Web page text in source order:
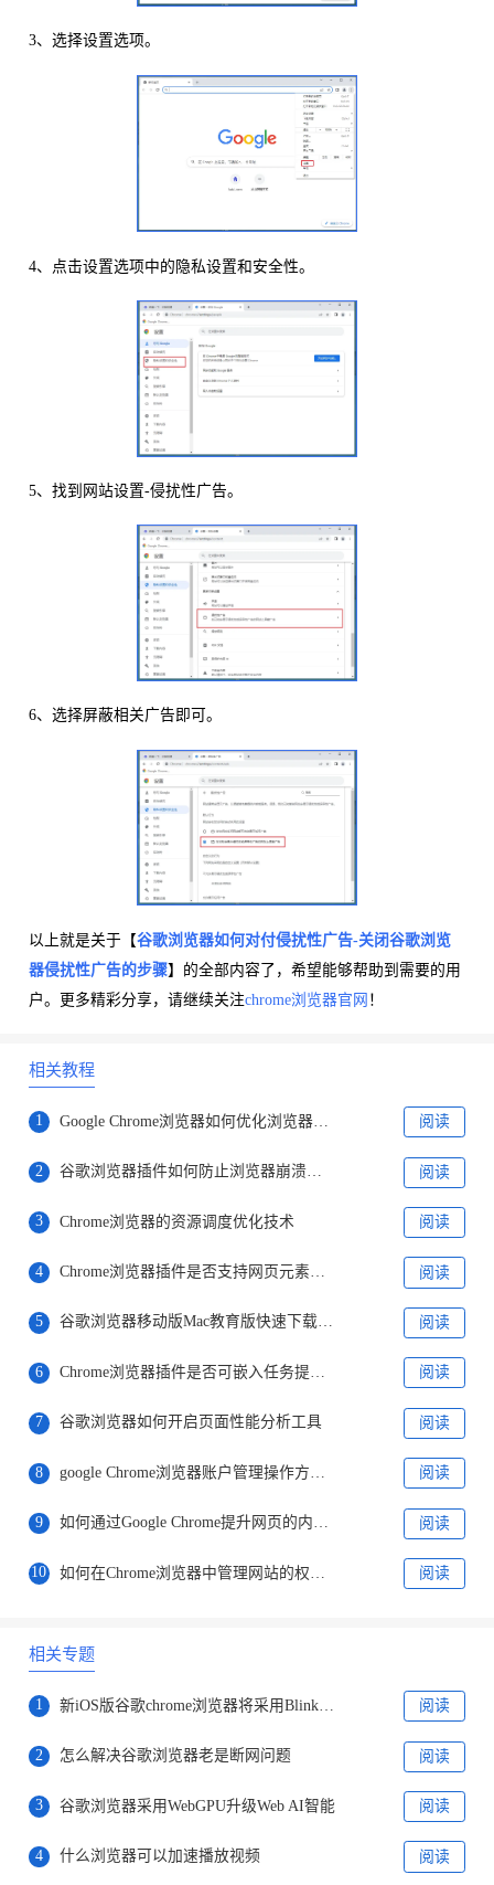
3、选择设置选项。
4、点击设置选项中的隐私设置和安全性。
5、找到网站设置-侵扰性广告。
6、选择屏蔽相关广告即可。
以上就是关于【谷歌浏览器如何对付侵扰性广告-关闭谷歌浏览
器侵扰性广告的步骤】的全部内容了，希望能够帮助到需要的用
户。更多精彩分享，请继续关注chrome浏览器官网 ！
相关教程
1 Google Chrome浏览器如何优化浏览器的隐私设置 阅读
2 谷歌浏览器插件如何防止浏览器崩溃卡顿 阅读
3 Chrome浏览器的资源调度优化技术 阅读
4 Chrome浏览器插件是否支持网页元素交互性评估打分系统 阅读
5 谷歌浏览器移动版Mac教育版快速下载安装经验 阅读
6 阅读
7 谷歌浏览器如何开启页面性能分析工具 阅读
8 阅读
9 如何通过Google Chrome提升网页的内容呈现速度 阅读
10 阅读
相关专题
1 新iOS版谷歌chrome浏览器将采用Blink引擎 阅读
2 怎么解决谷歌浏览器老是断网问题 阅读
3 谷歌浏览器采用WebGPU升级Web AI智能 阅读
4 什么浏览器可以加速播放视频 阅读